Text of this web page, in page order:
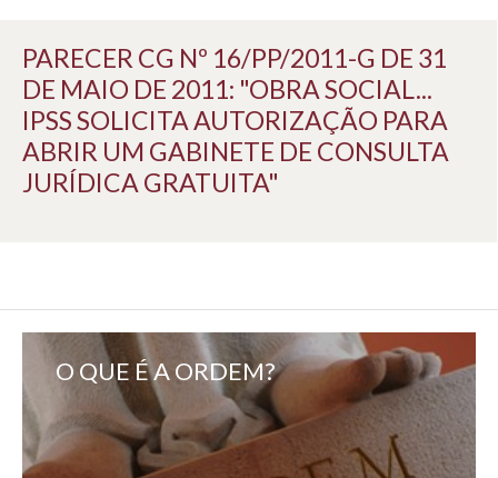
PARECER CG Nº 16/PP/2011-G DE 31
DE MAIO DE 2011: "OBRA SOCIAL...
IPSS SOLICITA AUTORIZAÇÃO PARA
ABRIR UM GABINETE DE CONSULTA
JURÍDICA GRATUITA"
O QUE É A ORDEM?